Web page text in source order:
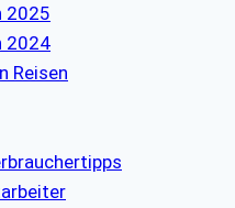
2025
2024
Reisen